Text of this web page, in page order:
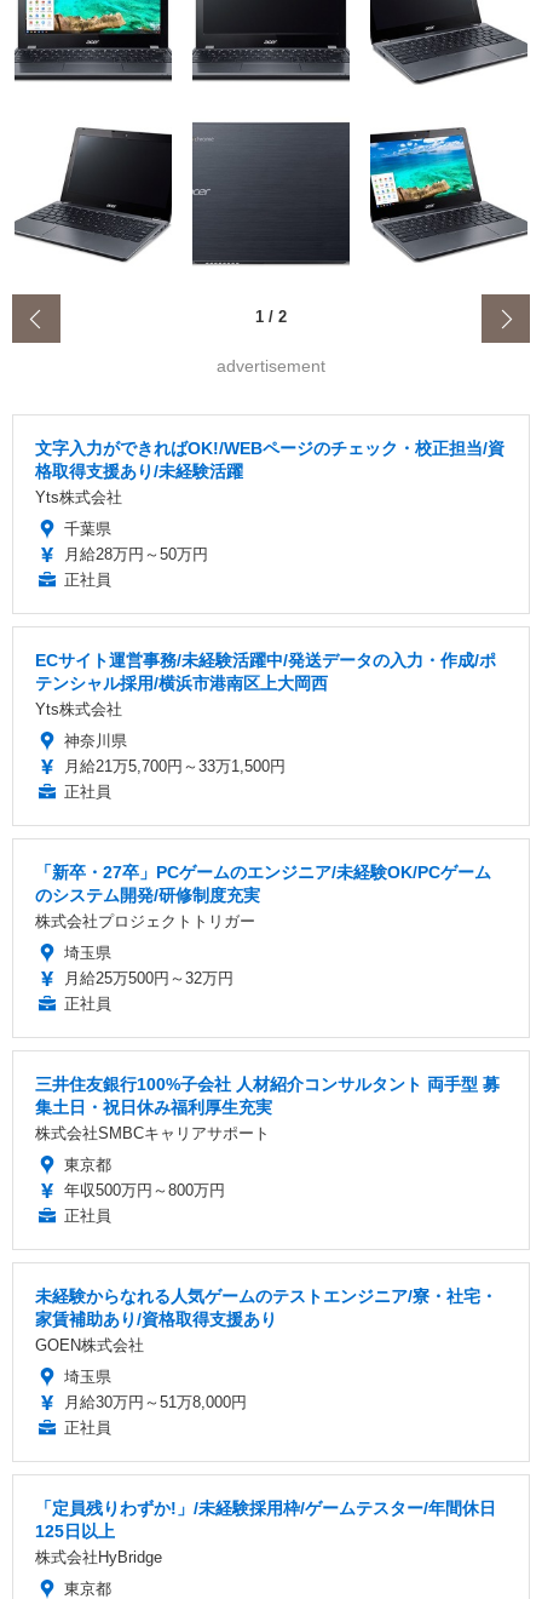
1 / 2
advertisement
文字入力ができればOK!/WEBページのチェック・校正担当/資
格取得支援あり/未経験活躍
Yts株式会社
千葉県
月給28万円～50万円
正社員
ECサイト運営事務/未経験活躍中/発送データの入力・作成/ポ
テンシャル採用/横浜市港南区上大岡西
Yts株式会社
神奈川県
月給21万5,700円～33万1,500円
正社員
「新卒・27卒」PCゲームのエンジニア/未経験OK/PCゲーム
のシステム開発/研修制度充実
株式会社プロジェクトトリガー
埼玉県
月給25万500円～32万円
正社員
三井住友銀行100%子会社 人材紹介コンサルタント 両手型 募
集土日・祝日休み福利厚生充実
株式会社SMBCキャリアサポート
東京都
年収500万円～800万円
正社員
未経験からなれる人気ゲームのテストエンジニア/寮・社宅・
家賃補助あり/資格取得支援あり
GOEN株式会社
埼玉県
月給30万円～51万8,000円
正社員
「定員残りわずか!」/未経験採用枠/ゲームテスター/年間休日
125日以上
株式会社HyBridge
東京都